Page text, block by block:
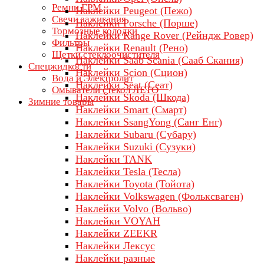
Ремни ГРМ
Свечи зажигания
Тормозные колодки
Фильтры
Щетки стеклоочистителя
Спецжидкости
Вода и Электролит
Омыватели стекол ЛЕТО
Зимние товары
Наклейки Peugeot (Пежо)
Наклейки Porsche (Порше)
Наклейки Range Rover (Рейндж Ровер)
Наклейки Renault (Рено)
Наклейки Saab Scania (Сааб Скания)
Наклейки Scion (Сцион)
Наклейки Seat (Сеат)
Наклейки Skoda (Шкода)
Наклейки Smart (Смарт)
Наклейки SsangYong (Санг Енг)
Наклейки Subaru (Субару)
Наклейки Suzuki (Сузуки)
Наклейки TANK
Наклейки Tesla (Тесла)
Наклейки Toyota (Тойота)
Наклейки Volkswagen (Фольксваген)
Наклейки Volvo (Вольво)
Наклейки VOYAH
Наклейки ZEEKR
Наклейки Лексус
Наклейки разные